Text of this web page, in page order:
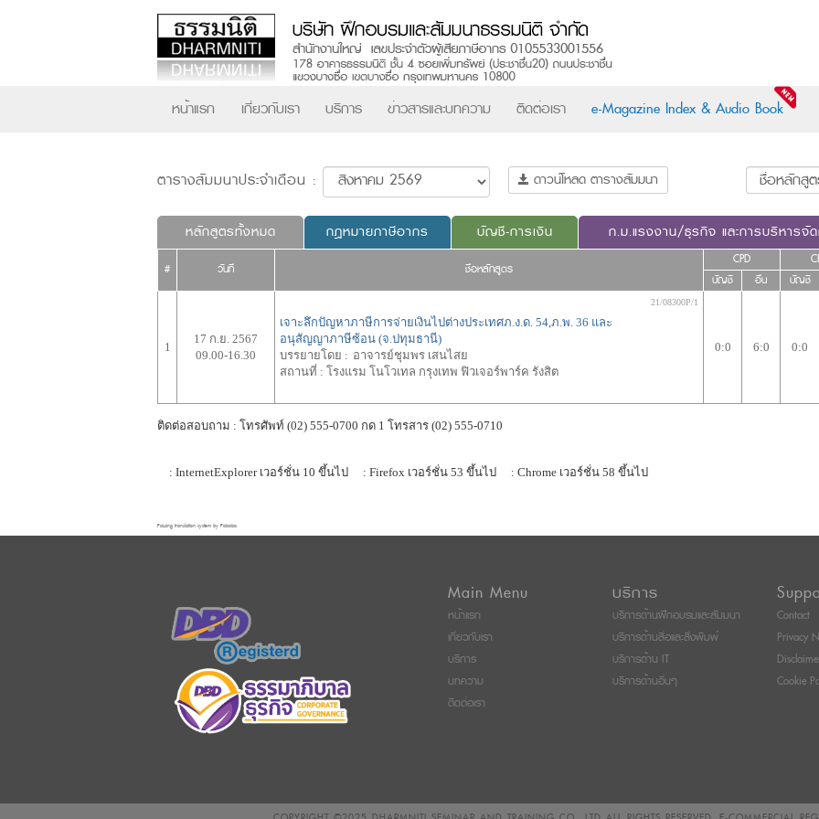
หน้าแรก เกี่ยวกับเรา บริการ ข่าวสารและบทความ ติดต่อเรา e-Magazine Index & Audio Book
ตารางสัมมนาประจำเดือน : ดาวน์โหลด ตารางสัมมนา
หลักสูตรทั้งหมด กฎหมายภาษีอากร บัญชี-การเงิน ก.ม.แรงงาน/ธุรกิจ และการบริหารจั
# วันที่ ชื่อหลักสูตร
CPD
บัญชี อื่น บัญชี
1
17 ก.ย. 2567
09.00-16.30
เจาะลึกปัญหาภาษีการจ่ายเงินไปต่างประเทศภ.ง.ด. 54,ภ.พ. 36 และ
อนุสัญญาภาษีซ้อน (จ.ปทุมธานี)
บรรยายโดย : อาจารย์ชุมพร เสนไสย
สถานที่ : โรงแรม โนโวเทล กรุงเทพ ฟิวเจอร์พาร์ค รังสิต
21/08300P/1
0:0 6:0 0:0
ติดต่อสอบถาม : โทรศัพท์ (02) 555-0700 กด 1 โทรสาร (02) 555-0710
: InternetExplorer เวอร์ชั่น 10 ขึ้นไป : Firefox เวอร์ชั่น 53 ขึ้นไป : Chrome เวอร์ชั่น 58 ขึ้นไป
FaLang translation system by Faboba
Main Menu
หน้าแรก
เกี่ยวกับเรา
บริการ
บทความ
ติดต่อเรา
บริการ
บริการด้านฝึกอบรมและสัมมนา
บริการด้านสื่อและสิ่งพิมพ์
บริการด้าน IT
บริการด้านอื่นๆ
Contact
Privacy
Cookie